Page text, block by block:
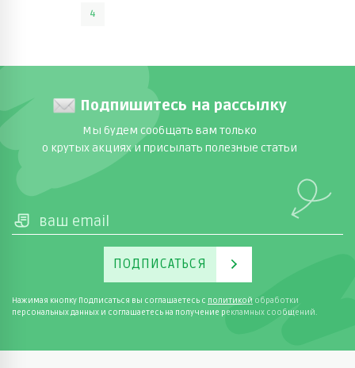
4
Подпишитесь на рассылку
Мы будем сообщать вам только
о крутых акциях и присылать полезные статьи
ПОДПИСАТЬСЯ
Нажимая кнопку Подписаться вы соглашаетесь с политикой обработки
персональных данных и соглашаетесь на получение рекламных сообщений.